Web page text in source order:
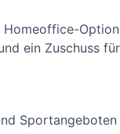
Homeoffice-
ein Zuschuss für
Sportangeboten